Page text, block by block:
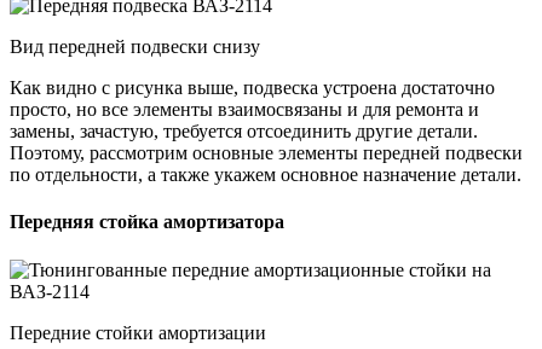
Вид передней подвески снизу
Как видно с рисунка выше, подвеска устроена достаточно
просто, но все элементы взаимосвязаны и для ремонта и
замены, зачастую, требуется отсоединить другие детали.
Поэтому, рассмотрим основные элементы передней подвески
по отдельности, а также укажем основное назначение детали.
Передняя стойка амортизатора
Передние стойки амортизации